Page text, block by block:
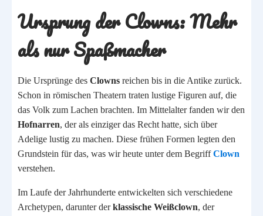
Ursprung der Clowns: Mehr
als nur Spaßmacher
Die Ursprünge des Clowns reichen bis in die Antike zurück.
Schon in römischen Theatern traten lustige Figuren auf, die
das Volk zum Lachen brachten. Im Mittelalter fanden wir den
Hofnarren, der als einziger das Recht hatte, sich über
Adelige lustig zu machen. Diese frühen Formen legten den
Grundstein für das, was wir heute unter dem BegriffClown
verstehen.
Im Laufe der Jahrhunderte entwickelten sich verschiedene
Archetypen, darunter derklassische Weißclown, der